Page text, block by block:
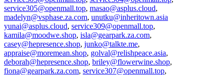
service305@openmall.top, masao@asplus.cloud,
madelyn@vsphase.za.com, unutku@inheritown.asia
yunai@asplus.cloud, service309@openmall.top,
kamila@moodwe.shop, isla@gearpark.za.com,
casey@hepresence.shop, junko@talkte.me,
appraise@moremean.shop, golval@relishpeace.asia,
deborah@hepresence.shop, briley@flowerwine.shop,
fiona@gearpark.za.com, service307@openmall.top,